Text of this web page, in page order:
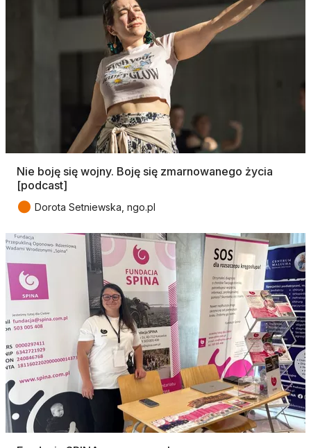
Nie boję się wojny. Boję się zmarnowanego życia
[podcast]
● Dorota Setniewska, ngo.pl